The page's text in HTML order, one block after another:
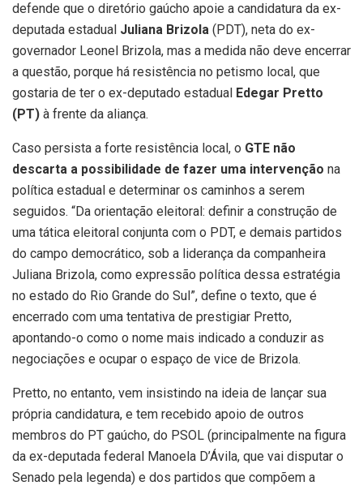
defende que o diretório gaúcho apoie a candidatura da ex-
deputada estadual Juliana Brizola (PDT), neta do ex-
governador Leonel Brizola, mas a medida não deve encerrar
a questão, porque há resistência no petismo local, que
gostaria de ter o ex-deputado estadual Edegar Pretto
(PT) à frente da aliança.
Caso persista a forte resistência local, o GTE não
descarta a possibilidade de fazer uma intervenção na
política estadual e determinar os caminhos a serem
seguidos. “Da orientação eleitoral: definir a construção de
uma tática eleitoral conjunta com o PDT, e demais partidos
do campo democrático, sob a liderança da companheira
Juliana Brizola, como expressão política dessa estratégia
no estado do Rio Grande do Sul”, define o texto, que é
encerrado com uma tentativa de prestigiar Pretto,
apontando-o como o nome mais indicado a conduzir as
negociações e ocupar o espaço de vice de Brizola.
Pretto, no entanto, vem insistindo na ideia de lançar sua
própria candidatura, e tem recebido apoio de outros
membros do PT gaúcho, do PSOL (principalmente na figura
da ex-deputada federal Manoela D’Ávila, que vai disputar o
Senado pela legenda) e dos partidos que compõem a